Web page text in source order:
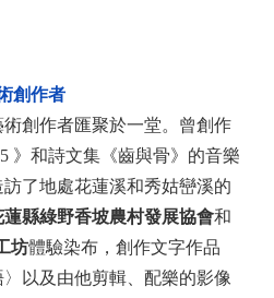
創作者
創作者匯聚於一堂。曾創作
》和詩文集《齒與骨》的音樂
訪了地處花蓮溪和秀姑巒溪的
蓮縣綠野香坡農村發展協會和
坊體驗染布，創作文字作品
〉以及由他剪輯、配樂的影像